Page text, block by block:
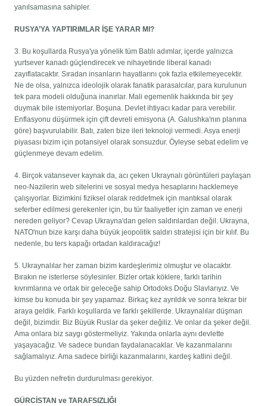
yanılsamasına sahipler.
RUSYA’YA YAPTIRIMLAR İŞE YARAR MI?
3. Bu koşullarda Rusya'ya yönelik tüm Batılı adımlar, içerde yalnızca
yurtsever kanadı güçlendirecek ve nihayetinde liberal kanadı
zayıflatacaktır. Sıradan insanların hayatlarını çok fazla etkilemeyecektir.
Ne de olsa, yalnızca ideolojik olarak fanatik parasalcılar, para kurulunun
tek para modeli olduğuna inanırlar. Mali egemenlik hakkında bir şey
duymak bile istemiyorlar. Boşuna. Devlet ihtiyacı kadar para verebilir.
Enflasyonu düşürmek için çift devreli emisyona (A. Galushka'nın planına
göre) başvurulabilir. Batı, zaten bize ileri teknoloji vermedi. Asya enerji
piyasası bizim için potansiyel olarak sonsuzdur. Öyleyse sebat edelim ve
güçlenmeye devam edelim.
4. Birçok vatansever kaynak da, acı çeken Ukraynalı görüntüleri paylaşan
neo-Nazilerin web sitelerini ve sosyal medya hesaplarını hacklemeye
çalışıyorlar. Bizimkini fiziksel olarak reddetmek için mantıksal olarak
seferber edilmesi gerekenler için, bu tür faaliyetler için zaman ve enerji
nereden geliyor? Cevap Ukrayna'dan gelen saldırılardan değil. Ukrayna,
NATO'nun bize karşı daha büyük jeopolitik saldırı stratejisi için bir kılıf. Bu
nedenle, bu ters kapağı ortadan kaldıracağız!
5. Ukraynalılar her zaman bizim kardeşlerimiz olmuştur ve olacaktır.
Bırakın ne isterlerse söylesinler. Bizler ortak köklere, farklı tarihin
kıvrımlarına ve ortak bir geleceğe sahip Ortodoks Doğu Slavlarıyız. Ve
kimse bu konuda bir şey yapamaz. Birkaç kez ayrıldık ve sonra tekrar bir
araya geldik. Farklı koşullarda ve farklı şekillerde. Ukraynalılar düşman
değil, bizimdir. Biz Büyük Ruslar da şeker değiliz. Ve onlar da şeker değil.
Ama onlara biz saygı göstermeliyiz. Yakında onlarla aynı devlette
yaşayacağız. Ve sadece bundan faydalanacaklar. Ve kazanmalarını
sağlamalıyız. Ama sadece birliği kazanmalarını, kardeş katlini değil.
Bu yüzden nefretin durdurulması gerekiyor.
GÜRCİSTAN ve TARAFSIZLIĞI